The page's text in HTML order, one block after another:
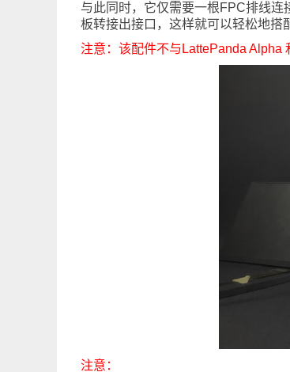
与此同时，它仅需要一根FPC排线
板转接出接口，这样就可以轻松地搭
注意：该配件不与LattePanda Alpha
注意：